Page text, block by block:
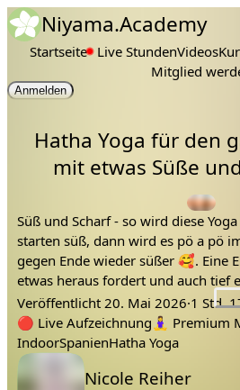
Niyama.Academy
Startseite Live StundenVideos
Mitglied
Anmelden
Hatha Yoga für den
mit etwas Süße
Süß und Scharf - so wird diese
starten süß, dann wird es pö a pö
gegen Ende wieder süßer 🥰. Eine
etwas heraus fordert und auch tief
Veröffentlicht20. Mai 2026·1 Std.
Tags:
🔴 Live Aufzeichnung🧘‍♀️ Premium
IndoorSpanienHatha Yoga
balancen
gleichgewicht
po
rücken
spicy
sweet
Nicole Reiher